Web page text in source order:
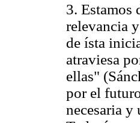
3. Estamos
relevancia
de ísta
atraviesa
ellas"
por el
necesaria y